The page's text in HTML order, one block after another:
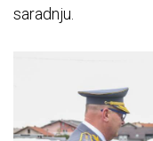
saradnju.